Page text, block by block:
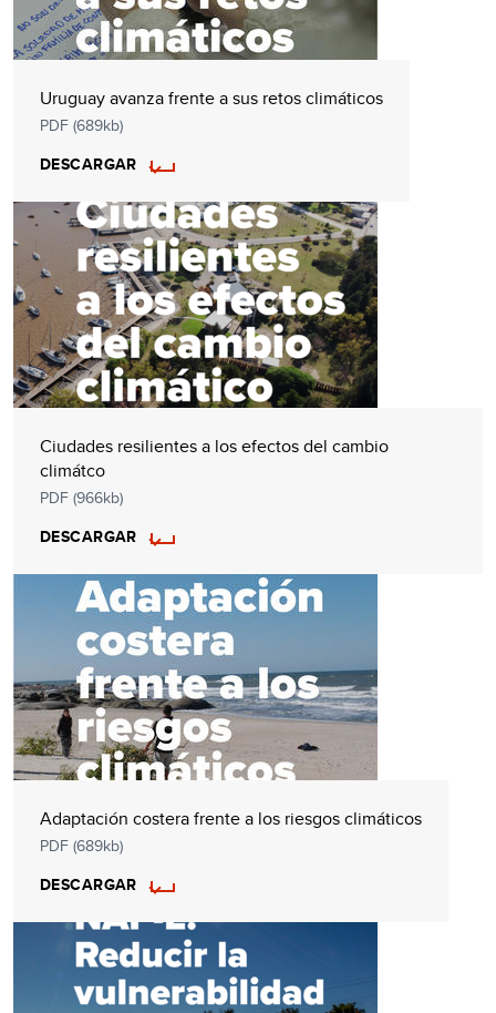
Uruguay avanza frente a sus retos climáticos
PDF (689kb)
DESCARGAR
Ciudades resilientes a los efectos del cambio
climátco
PDF (966kb)
DESCARGAR
Adaptación costera frente a los riesgos climáticos
PDF (689kb)
DESCARGAR